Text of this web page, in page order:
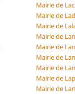
Mairie de
Mairie de
Mairie de
Mairie de
Mairie de
Mairie de
Mairie de
Mairie de
Mairie de